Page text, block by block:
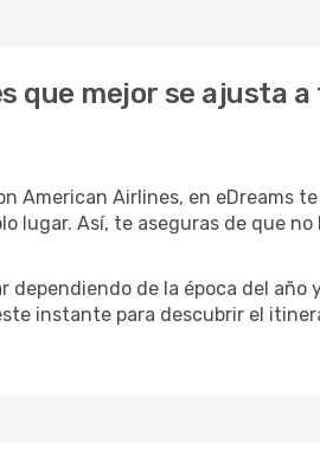
que mejor se ajusta
American Airlines, en eDreams
Así, te aseguras de que
de la época del año
instante para descubrir el